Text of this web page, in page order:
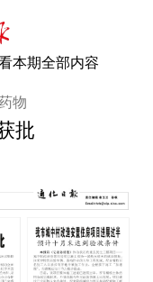
本期全部内容
物
批